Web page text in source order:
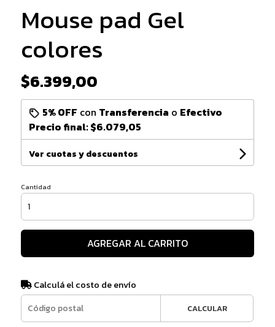
Mouse pad Gel
colores
$6.399,00
5% OFF con Transferencia o Efectivo
Precio final:$6.079,05
Ver cuotas y descuentos
Cantidad
AGREGAR AL CARRITO
Calculá el costo de envío
CALCULAR